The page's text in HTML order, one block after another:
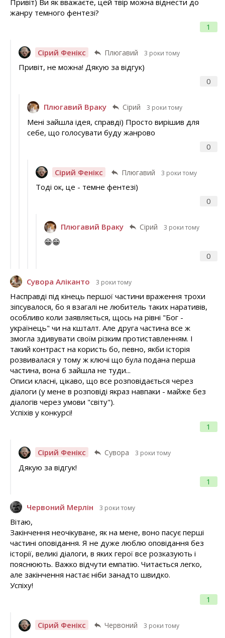
1
жанру темного фентезі?
Сірий Фенікс Плюгавий 3 роки тому
0
Привіт, не можна! Дякую за відгук)
Плюгавий Враку Сірий 3 роки тому
0
Мені зайшла ідея, справді) Просто вирішив для
себе, що голосувати буду жанрово
Сірий Фенікс Плюгавий 3 роки тому
0
Тоді ок, це - темне фентезі)
Плюгавий Враку Сірий 3 роки тому
0
😁😁
Сувора Аліканто 3 роки тому
1
Насправді під кінець першої частини враження трохи
зіпсувалося, бо я взагалі не любитель таких наративів,
особливо коли заявляється, щось на рівні "Бог -
українець" чи на кшталт. Але друга частина все ж
змогла здивувати своїм різким протиставленням. І
такий контраст на користь бо, певно, якби історія
розвивалася у тому ж ключі що була подана перша
частина, вона б зайшла не туди...
Описи класні, цікаво, що все розповідається через
діалоги (у мене в розповіді якраз навпаки - майже без
діалогів через умови "світу").
Успіхів у конкурсі!
Сірий Фенікс Сувора 3 роки тому
1
Дякую за відгук!
Червоний Мерлін 3 роки тому
1
Вітаю,
Закінчення неочікуване, як на мене, воно пасує перші
частині оповідання. Я не дуже люблю оповідання без
історії, великі діалоги, в яких герої все розказують і
пояснюють. Важко відчути емпатію. Читається легко,
але закінчення настає ніби занадто швидко.
Успіху!
Сірий Фенікс Червоний 3 роки тому